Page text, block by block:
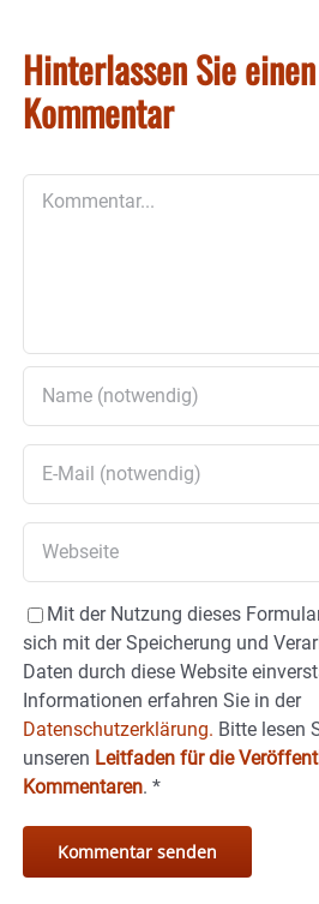
Hinterlassen Sie einen
Kommentar
Mit der Nutzung dieses
sich mit der Speicherung und
Daten durch diese Website
Informationen erfahren Sie in der
Datenschutzerklärung. Bitte lesen
unseren Leitfaden für die
Kommentaren. *